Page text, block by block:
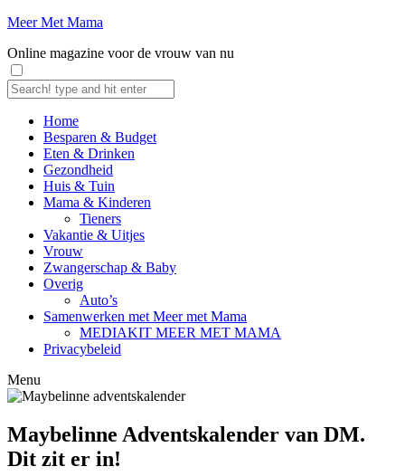
Meer Met Mama
Online magazine voor de vrouw van nu
Home
Besparen & Budget
Eten & Drinken
Gezondheid
Huis & Tuin
Mama & Kinderen
Tieners
Vakantie & Uitjes
Vrouw
Zwangerschap & Baby
Overig
Auto’s
Samenwerken met Meer met Mama
MEDIAKIT MEER MET MAMA
Privacybeleid
Menu
Maybelinne Adventskalender van DM.
Dit zit er in!